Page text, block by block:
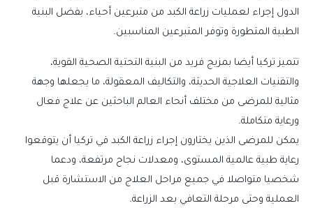
الدول إجراء لعمليات زراعة الكبد من متبرعين أحياء، بفضل البنية
الطبية المتطورة وتوفر المتبرعين المناسبين.
تتميز تركيا أيضا بمزيج فريد من البنية التحتية الصحية القوية،
والتقنيات العلاجية الحديثة، والتكاليف المعقولة، ما يجعلها وجهة
مثالية للمرضى من مختلف أنحاء العالم الباحثين عن علاج فعال
ورعاية متكاملة.
يمكن للمرضى الذين يختارون إجراء زراعة الكبد في تركيا أن يتوقعوا
رعاية طبية عالمية المستوى، ومعدلات نجاح مرتفعة، ودعما
شخصيا متواصلا في جميع مراحل العلاج من الاستشارة قبل
العملية وحتى مرحلة التعافي بعد الزراعة.